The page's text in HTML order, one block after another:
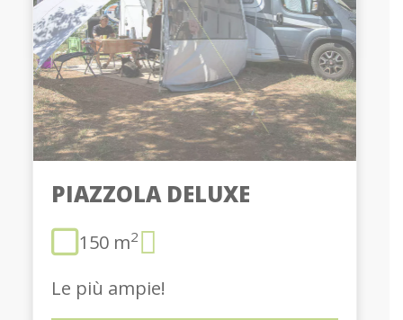
PIAZZOLA DELUXE
150 m2
Le più ampie!